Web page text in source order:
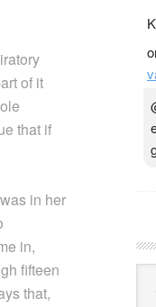
of it
that if
in her
in,
fifteen
that,